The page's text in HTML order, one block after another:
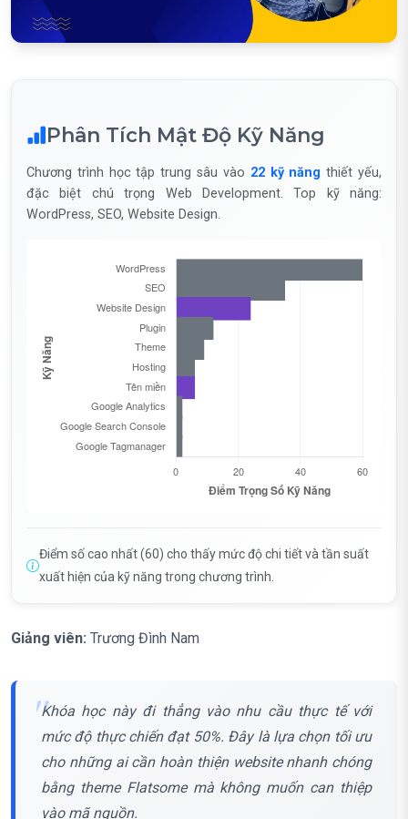
Phân Tích Mật Độ Kỹ Năng
Chương trình học tập trung sâu vào 22 kỹ năng thiết yếu,
đặc biệt chú trọng Web Development. Top kỹ năng:
WordPress, SEO, Website Design.
Điểm số cao nhất (60) cho thấy mức độ chi tiết và tần suất
xuất hiện của kỹ năng trong chương trình.
Giảng viên: Trương Đình Nam
Khóa học này đi thẳng vào nhu cầu thực tế với
mức độ thực chiến đạt 50%. Đây là lựa chọn tối ưu
cho những ai cần hoàn thiện website nhanh chóng
bằng theme Flatsome mà không muốn can thiệp
vào mã nguồn.